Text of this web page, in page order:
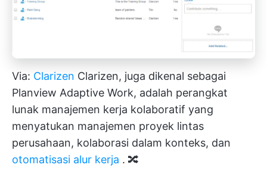
Via: Clarizen Clarizen, juga dikenal sebagai
Planview Adaptive Work, adalah perangkat
lunak manajemen kerja kolaboratif yang
menyatukan manajemen proyek lintas
perusahaan, kolaborasi dalam konteks, dan
otomatisasi alur kerja . 🔀